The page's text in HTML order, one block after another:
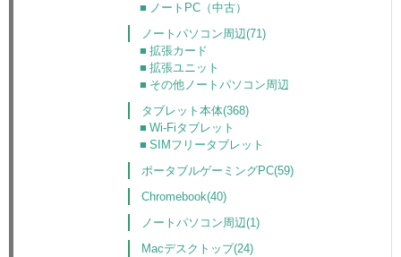
ノートPC（中古）
ノートパソコン周辺(71)
拡張カード
拡張ユニット
その他ノートパソコン周辺
タブレット本体(368)
Wi-Fiタブレット
SIMフリータブレット
ポータブルゲーミングPC(59)
Chromebook(40)
ノートパソコン周辺(1)
Macデスクトップ(24)